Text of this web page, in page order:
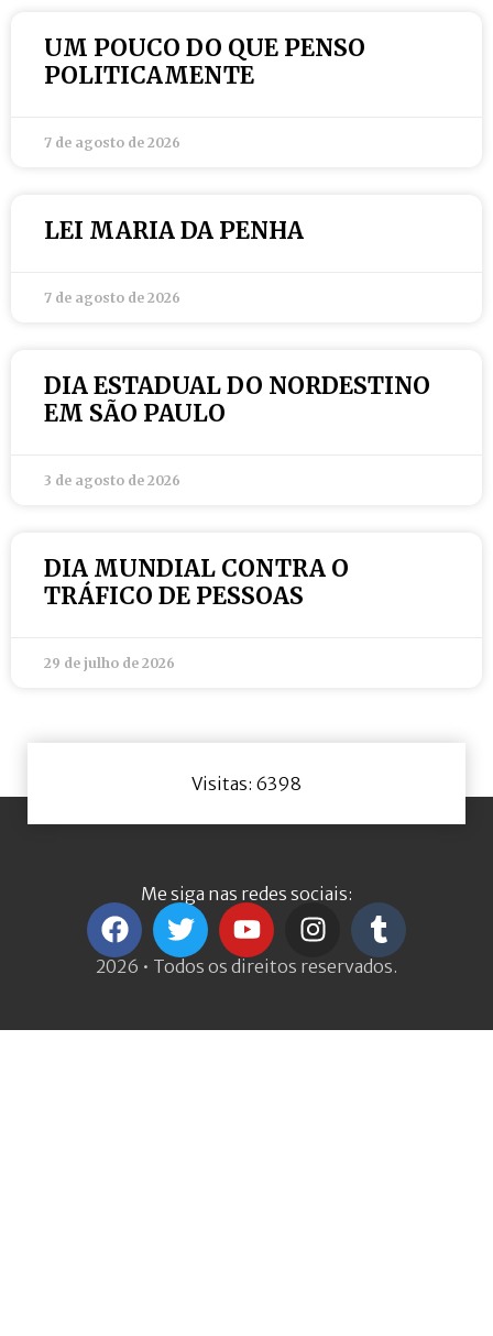
UM POUCO DO QUE PENSO
POLITICAMENTE
7 de agosto de 2026
LEI MARIA DA PENHA
7 de agosto de 2026
DIA ESTADUAL DO NORDESTINO
EM SÃO PAULO
3 de agosto de 2026
DIA MUNDIAL CONTRA O
TRÁFICO DE PESSOAS
29 de julho de 2026
Visitas: 6398
Me siga nas redes sociais:
2026 • Todos os direitos reservados.